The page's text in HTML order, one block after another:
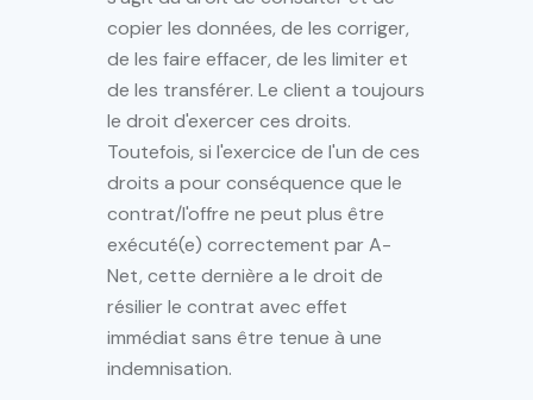
copier les données, de les corriger,
de les faire effacer, de les limiter et
de les transférer. Le client a toujours
le droit d'exercer ces droits.
Toutefois, si l'exercice de l'un de ces
droits a pour conséquence que le
contrat/l'offre ne peut plus être
exécuté(e) correctement par A-
Net, cette dernière a le droit de
résilier le contrat avec effet
immédiat sans être tenue à une
indemnisation.